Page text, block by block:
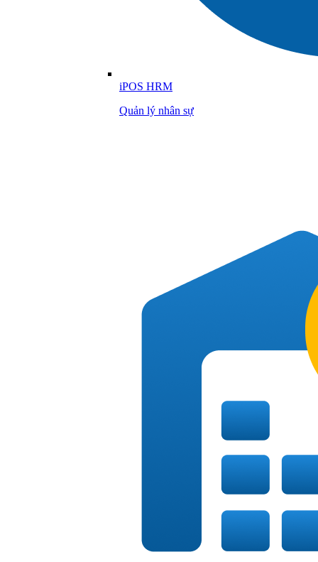
iPOS HRM
Quản lý nhân sự